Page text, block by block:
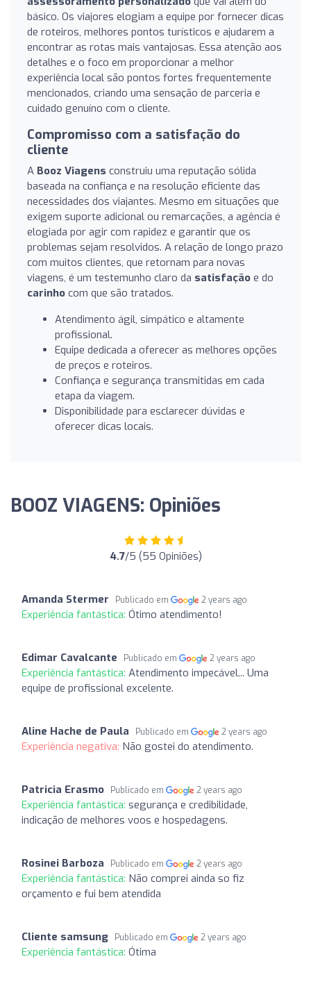
básico. Os viajores elogiam a equipe por fornecer dicas
de roteiros, melhores pontos turísticos e ajudarem a
encontrar as rotas mais vantajosas. Essa atenção aos
detalhes e o foco em proporcionar a melhor
experiência local são pontos fortes frequentemente
mencionados, criando uma sensação de parceria e
cuidado genuíno com o cliente.
Compromisso com a satisfação do
cliente
A Booz Viagens construiu uma reputação sólida
baseada na confiança e na resolução eficiente das
necessidades dos viajantes. Mesmo em situações que
exigem suporte adicional ou remarcações, a agência é
elogiada por agir com rapidez e garantir que os
problemas sejam resolvidos. A relação de longo prazo
com muitos clientes, que retornam para novas
viagens, é um testemunho claro da satisfação e do
carinho com que são tratados.
Atendimento ágil, simpático e altamente
profissional.
Equipe dedicada a oferecer as melhores opções
de preços e roteiros.
Confiança e segurança transmitidas em cada
etapa da viagem.
Disponibilidade para esclarecer dúvidas e
oferecer dicas locais.
BOOZ VIAGENS: Opiniões
4.7/5 (55 Opiniões)
Amanda Stermer Publicado em 2 years ago
Experiência fantástica: Ótimo atendimento!
Edimar Cavalcante Publicado em 2 years ago
Experiência fantástica: Atendimento impecável... Uma
equipe de profissional excelente.
Aline Hache de Paula Publicado em 2 years ago
Experiência negativa: Não gostei do atendimento.
Patricia Erasmo Publicado em 2 years ago
Experiência fantástica: segurança e credibilidade,
indicação de melhores voos e hospedagens.
Rosinei Barboza Publicado em 2 years ago
Experiência fantástica: Não comprei ainda so fiz
orçamento e fui bem atendida
Cliente samsung Publicado em 2 years ago
Experiência fantástica: Ótima